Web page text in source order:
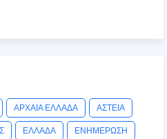
ΑΡΧΑΙΑ ΕΛΛΑΔΑ ΑΣΤΕΙΑ
ΕΛΛΑΔΑ ΕΝΗΜΕΡΩΣΗ